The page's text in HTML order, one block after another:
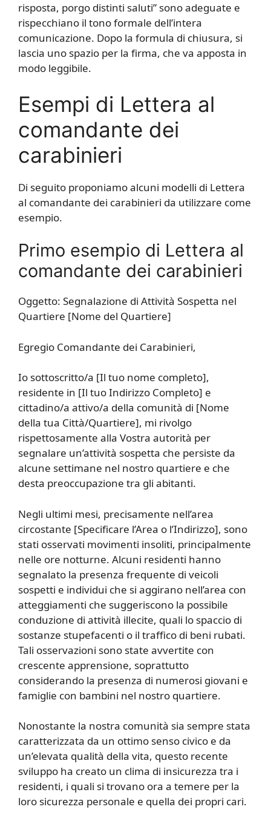
risposta, porgo distinti saluti” sono adeguate e
rispecchiano il tono formale dell’intera
comunicazione. Dopo la formula di chiusura, si
lascia uno spazio per la firma, che va apposta in
modo leggibile.
Esempi di Lettera al
comandante dei
carabinieri
Di seguito proponiamo alcuni modelli di Lettera
al comandante dei carabinieri da utilizzare come
esempio.
Primo esempio di Lettera al
comandante dei carabinieri
Oggetto: Segnalazione di Attività Sospetta nel
Quartiere [Nome del Quartiere]
Egregio Comandante dei Carabinieri,
Io sottoscritto/a [Il tuo nome completo],
residente in [Il tuo Indirizzo Completo] e
cittadino/a attivo/a della comunità di [Nome
della tua Città/Quartiere], mi rivolgo
rispettosamente alla Vostra autorità per
segnalare un’attività sospetta che persiste da
alcune settimane nel nostro quartiere e che
desta preoccupazione tra gli abitanti.
Negli ultimi mesi, precisamente nell’area
circostante [Specificare l’Area o l’Indirizzo], sono
stati osservati movimenti insoliti, principalmente
nelle ore notturne. Alcuni residenti hanno
segnalato la presenza frequente di veicoli
sospetti e individui che si aggirano nell’area con
atteggiamenti che suggeriscono la possibile
conduzione di attività illecite, quali lo spaccio di
sostanze stupefacenti o il traffico di beni rubati.
Tali osservazioni sono state avvertite con
crescente apprensione, soprattutto
considerando la presenza di numerosi giovani e
famiglie con bambini nel nostro quartiere.
Nonostante la nostra comunità sia sempre stata
caratterizzata da un ottimo senso civico e da
un’elevata qualità della vita, questo recente
sviluppo ha creato un clima di insicurezza tra i
residenti, i quali si trovano ora a temere per la
loro sicurezza personale e quella dei propri cari.